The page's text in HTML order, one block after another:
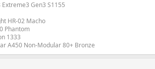
Gen3 S1155
HR-02 Macho
Phantom
1333
A450 Non-Modular 80+ Bronze